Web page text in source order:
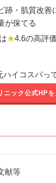
跡・肌質改善
が保てる
★4.6の高評
ハイコスパっ
ニック公式HPを
献等